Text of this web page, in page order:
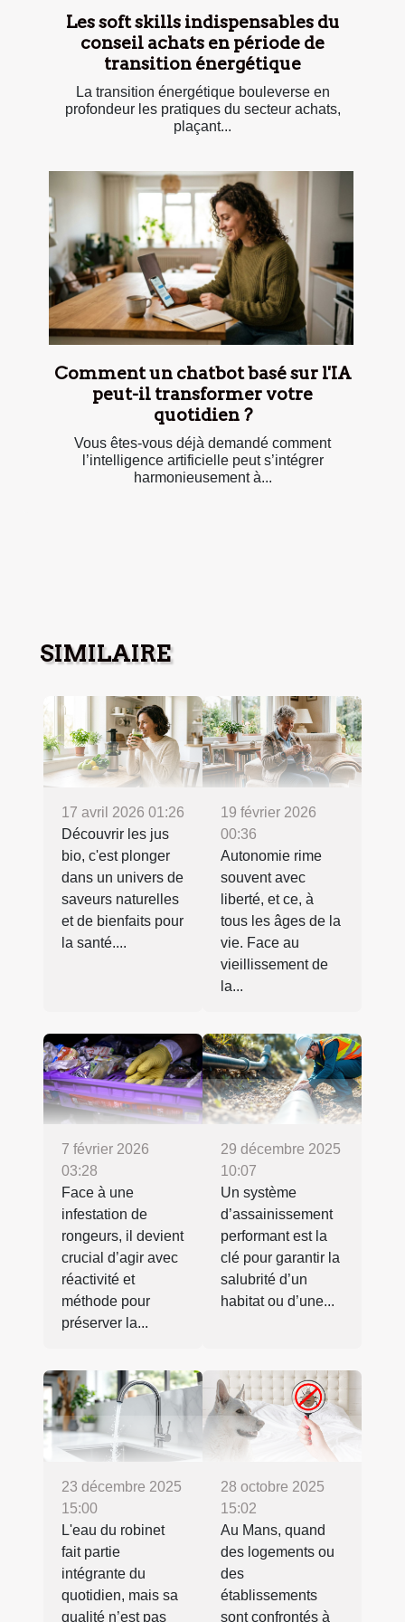
Les soft skills indispensables du
conseil achats en période de
transition énergétique
La transition énergétique bouleverse en
profondeur les pratiques du secteur achats,
plaçant...
Comment un chatbot basé sur l'IA
peut-il transformer votre
quotidien ?
Vous êtes-vous déjà demandé comment
l’intelligence artificielle peut s’intégrer
harmonieusement à...
SIMILAIRE
17 avril 2026 01:26
Découvrir les jus
bio, c'est plonger
dans un univers de
saveurs naturelles
et de bienfaits pour
la santé....
19 février 2026
00:36
Autonomie rime
souvent avec
liberté, et ce, à
tous les âges de la
vie. Face au
vieillissement de
la...
7 février 2026
03:28
Face à une
infestation de
rongeurs, il devient
crucial d’agir avec
réactivité et
méthode pour
préserver la...
29 décembre 2025
10:07
Un système
d’assainissement
performant est la
clé pour garantir la
salubrité d’un
habitat ou d’une...
23 décembre 2025
15:00
L'eau du robinet
fait partie
intégrante du
quotidien, mais sa
qualité n’est pas
28 octobre 2025
15:02
Au Mans, quand
des logements ou
des
établissements
sont confrontés à